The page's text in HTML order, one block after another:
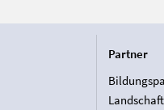
Partner